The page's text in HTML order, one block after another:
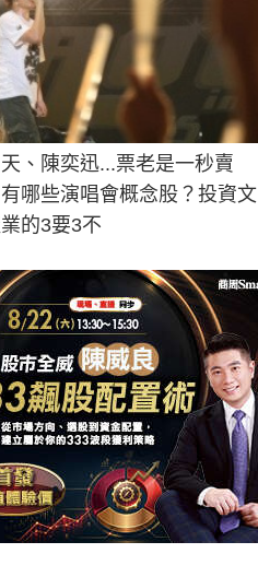
、陳奕迅...票老是一秒賣
哪些演唱會概念股？投資文
的3要3不